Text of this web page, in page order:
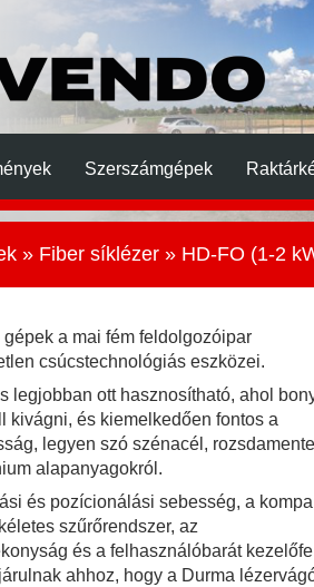
Szerszámgépek
» Fiber síklézer » HD-FO (1-2
a mai fém feldolgozóipar
csúcstechnológiás eszközei.
legjobban ott hasznosítható, ahol
kivágni, és kiemelkedően fontos a
legyen szó szénacél,
alapanyagokról.
és pozícionálási sebesség, a
szűrőrendszer, az
és a felhasználóbarát
ahhoz, hogy a Durma